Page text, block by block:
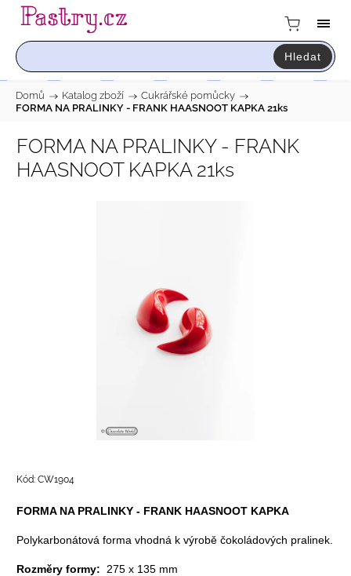
Hledat
Domů / Katalog zboží / Cukrářské pomůcky /
FORMA NA PRALINKY - FRANK HAASNOOT KAPKA 21ks
FORMA NA PRALINKY - FRANK
HAASNOOT KAPKA 21ks
Kód: CW1904
FORMA NA PRALINKY - FRANK HAASNOOT KAPKA
Polykarbonátová forma vhodná k výrobě čokoládových pralinek.
Rozměry formy: 275 x 135 mm